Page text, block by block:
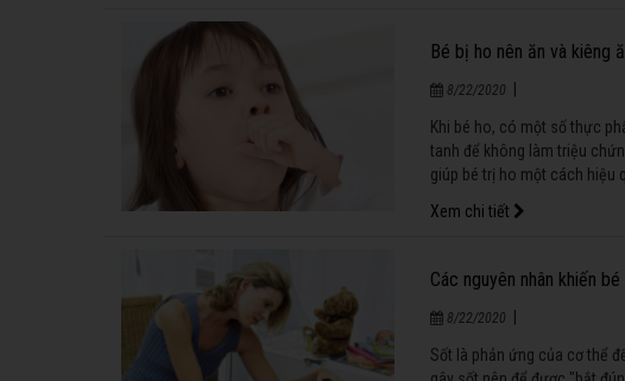
Bé bị ho nên ăn và kiêng
8/22/2020
Khi bé ho, có một số thực
tanh để không làm triệu
giúp bé trị ho một cách hiệu
Xem chi tiết
Các nguyên nhân khiến
8/22/2020
Sốt là phản ứng của cơ thể